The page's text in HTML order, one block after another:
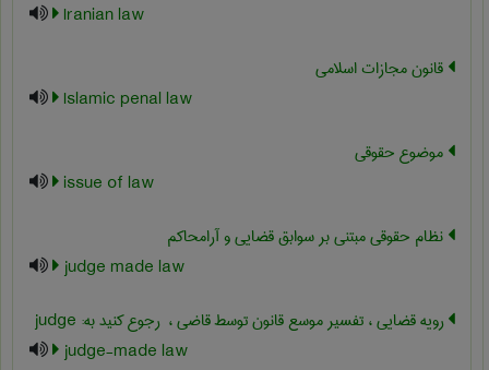
Iranian law
قانون مجازات اسلامی
Islamic penal law
موضوع حقوقی
issue of law
نظام حقوقی مبتنی بر سوابق قضایی و آرامحاکم
judge made law
رویه قضایی ، تفسیر موسع قانون توسط قاضی ، ‎ رجوع کنید به: judge
judge-made law